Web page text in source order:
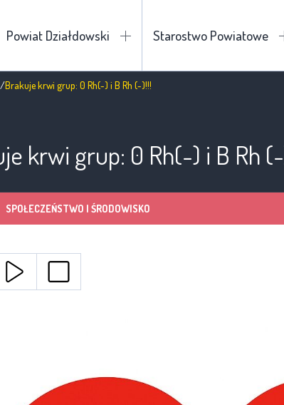
Powiat Działdowski Starostwo Powiatowe
/Brakuje krwi grup: 0 Rh(-) i B Rh (-)!!!
krwi grup: 0 Rh(-) i B Rh
SPOŁECZEŃSTWO I ŚRODOWISKO